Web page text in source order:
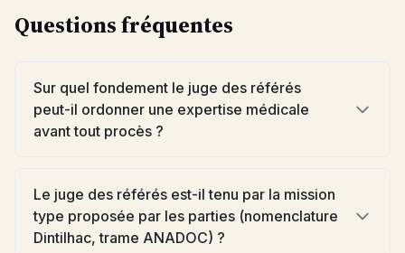
Questions fréquentes
Sur quel fondement le juge des référés
peut-il ordonner une expertise médicale
avant tout procès ?
Le juge des référés est-il tenu par la mission
type proposée par les parties (nomenclature
Dintilhac, trame ANADOC) ?